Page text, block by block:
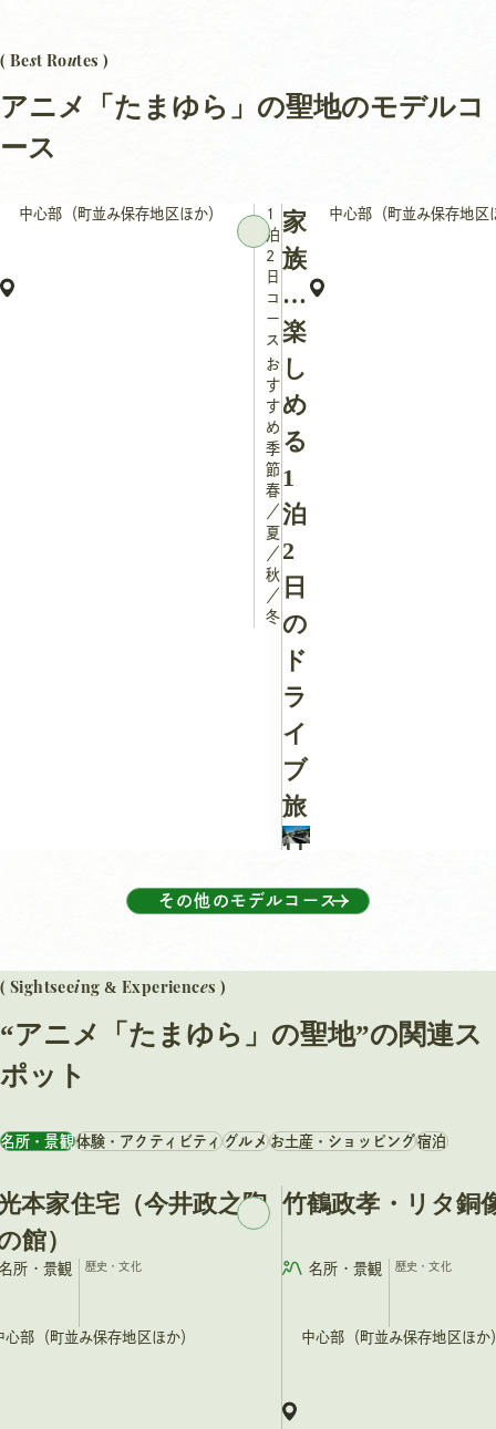
( Best Routes )
アニメ「たまゆら」の聖地のモデルコ
ース
中心部（町並み保存地区ほか）
1
泊
2
日
コ
ー
ス
お
す
す
め
季
節：
春
／
夏
／
秋
／
冬
家
族
で
楽
し
め
る
1
泊
2
日
の
ド
ラ
イ
ブ
旅
行
中心部（町並み保存地区
その他のモデルコース
( Sightseeing & Experiences )
“アニメ「たまゆら」の聖地”の関連ス
ポット
名所・景観体験・アクティビティグルメお土産・ショッピング宿泊
本家住宅（今井政之陶
館）
名所・景観 歴史・文化
心部（町並み保存地区ほか）
竹鶴政孝・リタ銅
名所・景観 歴史・文化
中心部（町並み保存地区ほか